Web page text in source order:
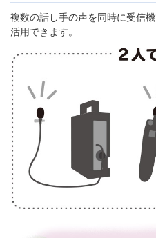
複数の話し手の声を同時に受信
活用できます。